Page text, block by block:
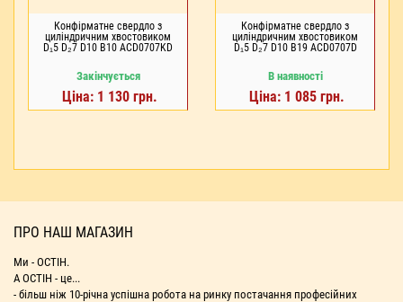
Конфірматне свердло з
циліндричним хвостовиком
D₁5 D₂7 D10 В10 ACD0707KD
Закінчується
Ціна: 1 130 грн.
Конфірматне свердло з
циліндричним хвостовиком
D₁5 D₂7 D10 В19 ACD0707D
В наявності
Ціна: 1 085 грн.
ПРО НАШ МАГАЗИН
Ми - ОСТІН.
А ОСТІН - це...
- більш ніж 10-річна успішна робота на ринку постачання професійних